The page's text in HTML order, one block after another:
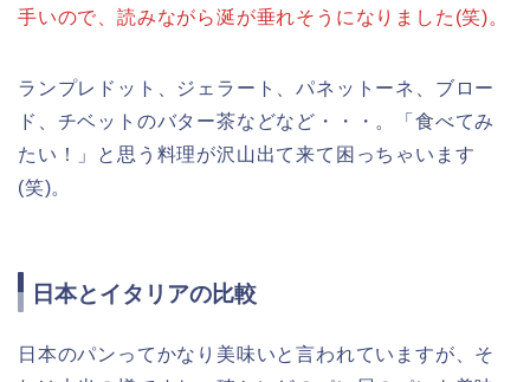
手いので、読みながら涎が垂れそうになりました(笑)。
ランプレドット、ジェラート、パネットーネ、ブロー
ド、チベットのバター茶などなど・・・。「食べてみ
たい！」と思う料理が沢山出て来て困っちゃいます
(笑)。
日本とイタリアの比較
日本のパンってかなり美味いと言われていますが、そ